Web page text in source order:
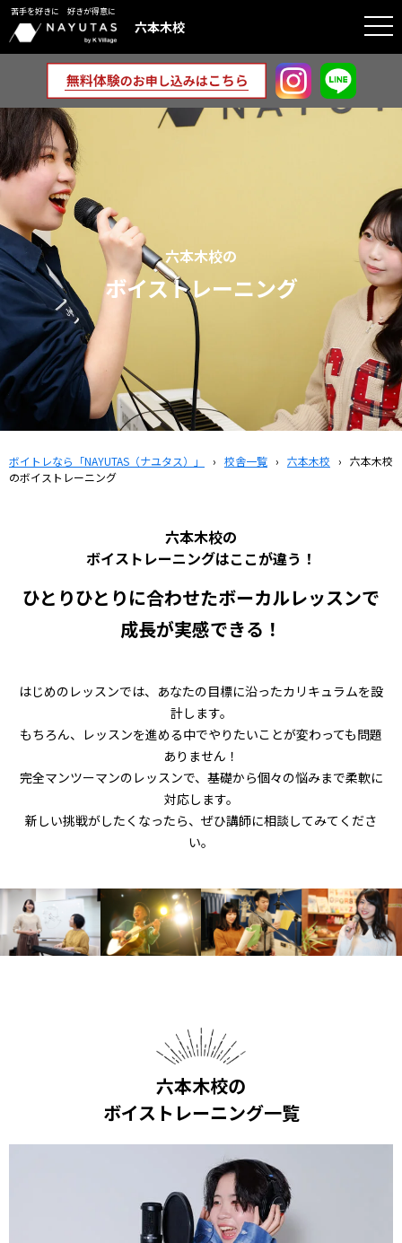
苦手を好きに 好きが得意に
六本木校
六本木校の
ボイストレーニング
ボイトレなら「NAYUTAS（ナユタス）」 › 校舎一覧 › 六本木校 › 六本木校
のボイストレーニング
六本木校の
ボイストレーニングはここが違う！
ひとりひとりに合わせたボーカルレッスンで
成長が実感できる！
はじめのレッスンでは、あなたの目標に沿ったカリキュラムを設
計します。
もちろん、レッスンを進める中でやりたいことが変わっても問題
ありません！
完全マンツーマンのレッスンで、基礎から個々の悩みまで柔軟に
対応します。
新しい挑戦がしたくなったら、ぜひ講師に相談してみてくださ
い。
六本木校の
ボイストレーニング一覧